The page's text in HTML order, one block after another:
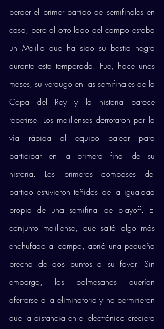
perder el primer partido de semifinales en
casa, pero al otro lado del campo estaba
un Melilla que ha sido su bestia negra
durante esta temporada. Fue, hace unos
meses, su verdugo en las semifinales de la
Copa del Rey y la historia parece
repetirse. Los melillenses derrotaron por la
vía rápida al equipo balear para
participar en la primera final de su
historia. Los primeros compases del
partido estuvieron teñidos de la igualdad
propia de una semifinal de playoff. El
conjunto melillense, que saltó algo más
enchufado al campo, abrió una pequeña
brecha de dos puntos a su favor. Sin
embargo, los palmesanos querían
aferrarse a la eliminatoria y no permitieron
que la distancia en el electrónico creciera